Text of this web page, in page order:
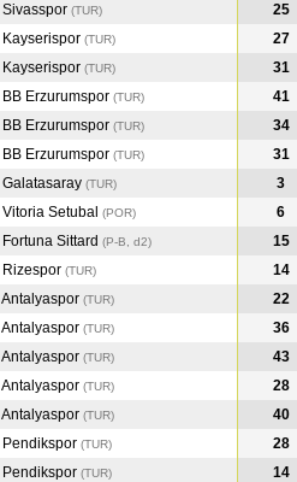
Sivasspor (TUR)
25
Kayserispor (TUR)
27
Kayserispor (TUR)
31
BB Erzurumspor (TUR)
41
BB Erzurumspor (TUR)
34
BB Erzurumspor (TUR)
31
Galatasaray (TUR)
3
Vitoria Setubal (POR)
6
Fortuna Sittard (P-B, d2)
15
Rizespor (TUR)
14
Antalyaspor (TUR)
22
Antalyaspor (TUR)
36
Antalyaspor (TUR)
43
Antalyaspor (TUR)
28
Antalyaspor (TUR)
40
Pendikspor (TUR)
28
Pendikspor (TUR) 14